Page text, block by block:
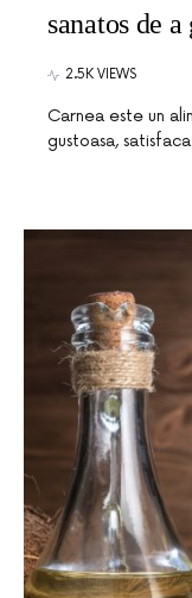
sanatos de
2.5K VIEWS
Carnea este un
gustoasa,